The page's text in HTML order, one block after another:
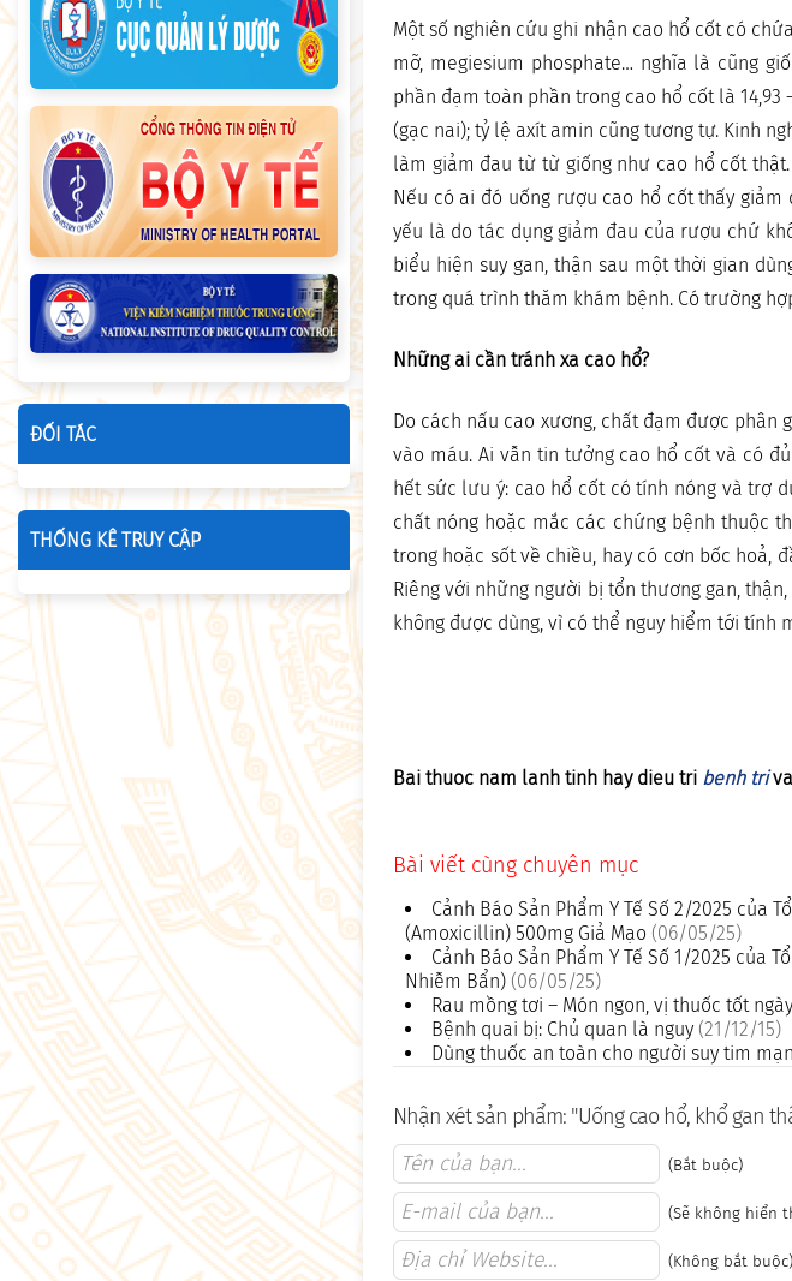
Một số nghiên cứu ghi nhận cao hổ cốt có
mỡ, megiesium phosphate… nghĩa là cũng
phần đạm toàn phần trong cao hổ cốt là 14,93
(gạc nai); tỷ lệ axít amin cũng tương tự. Kinh
làm giảm đau từ từ giống như cao hổ cốt
Nếu có ai đó uống rượu cao hổ cốt thấy
yếu là do tác dụng giảm đau của rượu chứ
biểu hiện suy gan, thận sau một thời gian
trong quá trình thăm khám bệnh. Có trường
Những ai cần tránh xa cao hổ?
Do cách nấu cao xương, chất đạm được phân
vào máu. Ai vẫn tin tưởng cao hổ cốt và có
hết sức lưu ý: cao hổ cốt có tính nóng và trợ
chất nóng hoặc mắc các chứng bệnh thuộc
trong hoặc sốt về chiều, hay có cơn bốc hoả,
Riêng với những người bị tổn thương gan,
không được dùng, vì có thể nguy hiểm tới tính
Bai thuoc nam lanh tinh hay dieu tri benh triva
Bài viết cùng chuyên mục
Cảnh Báo Sản Phẩm Y Tế Số 2/2025 của
(Amoxicillin) 500mg Giả Mạo (06/05/25)
Cảnh Báo Sản Phẩm Y Tế Số 1/2025 của
Nhiễm Bẩn) (06/05/25)
Rau mồng tơi – Món ngon, vị thuốc tốt
Bệnh quai bị: Chủ quan là nguy (21/12/15)
Dùng thuốc an toàn cho người suy tim
Nhận xét sản phẩm: "Uống cao hổ, khổ gan
(Bắt buộc)
(Sẽ không hiển
(Không bắt buộc)
ĐỐI TÁC
THỐNG KÊ TRUY CẬP